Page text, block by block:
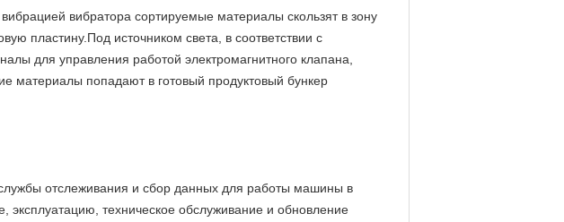
вибратора сортируемые материалы скользят в зону
пластину.Под источником света, в соответствии с
для управления работой электромагнитного клапана,
материалы попадают в готовый продуктовый бункер
отслеживания и сбор данных для работы машины в
техническое обслуживание и обновление